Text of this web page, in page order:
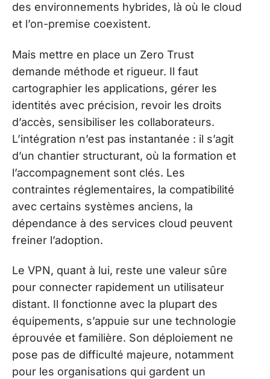
des environnements hybrides, là où le cloud
et l’on-premise coexistent.
Mais mettre en place un Zero Trust
demande méthode et rigueur. Il faut
cartographier les applications, gérer les
identités avec précision, revoir les droits
d’accès, sensibiliser les collaborateurs.
L’intégration n’est pas instantanée : il s’agit
d’un chantier structurant, où la formation et
l’accompagnement sont clés. Les
contraintes réglementaires, la compatibilité
avec certains systèmes anciens, la
dépendance à des services cloud peuvent
freiner l’adoption.
Le VPN, quant à lui, reste une valeur sûre
pour connecter rapidement un utilisateur
distant. Il fonctionne avec la plupart des
équipements, s’appuie sur une technologie
éprouvée et familière. Son déploiement ne
pose pas de difficulté majeure, notamment
pour les organisations qui gardent un